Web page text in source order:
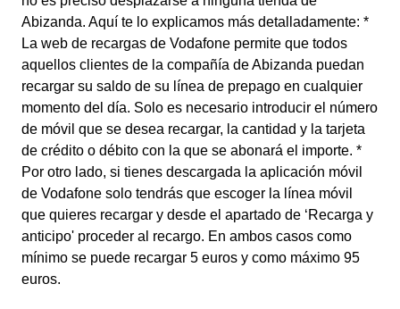
Abizanda. Aquí te lo explicamos más detalladamente: *
La web de recargas de Vodafone permite que todos
aquellos clientes de la compañía de Abizanda puedan
recargar su saldo de su línea de prepago en cualquier
momento del día. Solo es necesario introducir el número
de móvil que se desea recargar, la cantidad y la tarjeta
de crédito o débito con la que se abonará el importe. *
Por otro lado, si tienes descargada la aplicación móvil
de Vodafone solo tendrás que escoger la línea móvil
que quieres recargar y desde el apartado de ‘Recarga y
anticipo' proceder al recargo. En ambos casos como
mínimo se puede recargar 5 euros y como máximo 95
euros.